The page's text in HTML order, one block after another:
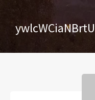
ywlcWCiaNBrtU